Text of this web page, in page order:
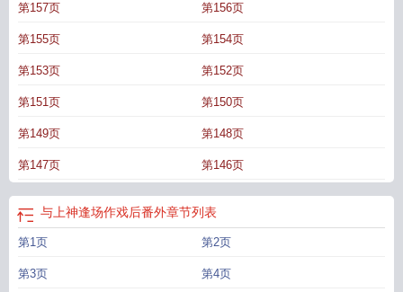
小殿下，你趁现在去套一套近乎。或许他日帝君念起你的好，便不至于太为难
儿，长得十分相似。小凤凰：……你不会是说那个险些成魔，在最后关头被帝君
抽了仙骨又“咔嚓”的凤三殿下吧？我的优势是去激发帝君的战意吗？*为了去套上
人界鬼界。一路上她奉承又不失礼貌，热情又不失分寸，几乎修成了三界著名励
志陪玩。直到有一天，八卦传遍了三界。“凤族又出了个痴恋帝君的小凤凰啊。”
悄悄传音道，“有没有一种可能，是帝君单恋我，不是我单恋帝君。感情这种事很
难说的，大家都是神仙，这么有空不如想想怎么拯救苍生？”众人齐齐看向忽然出
现的辰虚帝君。帝君冷着脸，说了个嗯。众人震惊：……帝君应的是前半句还是
后半句？*在很多年后小凤凰才晓得，当初他们同走的万里山河，她与李青燃都曾
独自走过。三千幻境里的每一道声音，自己也曾产生共鸣。就连她打碎的那盏
灯，也因她而点，因她而灭。她以为的初遇，是李青燃在世间等了许多个百年的
第157页 第156页
第155页 第154页
第153页 第152页
第151页 第150页
第149页 第148页
第147页 第146页
与上神逢场作戏后番外章节列表
第1页 第2页
第3页 第4页